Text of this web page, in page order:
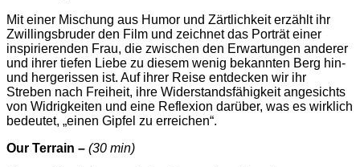
Mit einer Mischung aus Humor und Zärtlichkeit erzählt ihr
Zwillingsbruder den Film und zeichnet das Porträt einer
inspirierenden Frau, die zwischen den Erwartungen anderer
und ihrer tiefen Liebe zu diesem wenig bekannten Berg hin-
und hergerissen ist. Auf ihrer Reise entdecken wir ihr
Streben nach Freiheit, ihre Widerstandsfähigkeit angesichts
von Widrigkeiten und eine Reflexion darüber, was es wirklich
bedeutet, „einen Gipfel zu erreichen“.
Our Terrain – (30 min)